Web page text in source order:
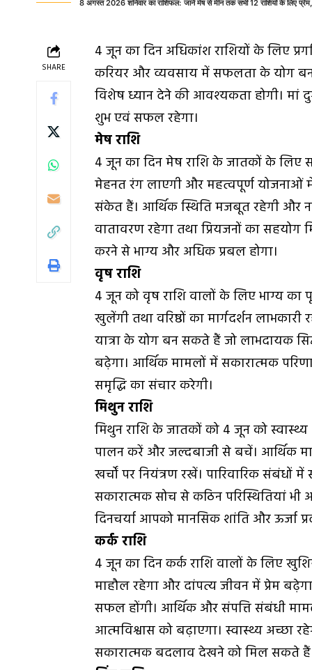
8 अगस्त 2026 शनिवार का राशिफल: जानें मेष से मीन तक सभी 12 राशियों के लिए
SHARE
4 जून का दिन अधिकांश राशियों के लिए
करियर और व्यवसाय में सफलता के योग
विशेष ध्यान देने की आवश्यकता होगी। मां
शुभ एवं सफल रहेगा।
मेष राशि
4 जून का दिन मेष राशि के जातकों के लिए
मेहनत रंग लाएगी और महत्वपूर्ण योजनाओं
संकेत हैं। आर्थिक स्थिति मजबूत रहेगी और
वातावरण रहेगा तथा प्रियजनों का सहयोग
करने से भाग्य और अधिक प्रबल होगा।
वृष राशि
4 जून को वृष राशि वालों के लिए भाग्य का
खुलेंगी तथा वरिष्ठों का मार्गदर्शन
यात्रा के योग बन सकते हैं जो लाभदायक
बढ़ेगा। आर्थिक मामलों में सकारात्मक
समृद्धि का संचार करेगी।
मिथुन राशि
मिथुन राशि के जातकों को 4 जून को स्वास्थ्य
पालन करें और जल्दबाजी से बचें। आर्थिक
खर्चों पर नियंत्रण रखें। पारिवारिक संबंधों
सकारात्मक सोच से कठिन परिस्थितियां
दिनचर्या आपको मानसिक शांति और ऊर्जा
कर्क राशि
4 जून का दिन कर्क राशि वालों के लिए
माहौल रहेगा और दांपत्य जीवन में प्रेम
सफल होंगी। आर्थिक और संपत्ति संबंधी
आत्मविश्वास को बढ़ाएगा। स्वास्थ्य अच्छा
सकारात्मक बदलाव देखने को मिल सकते